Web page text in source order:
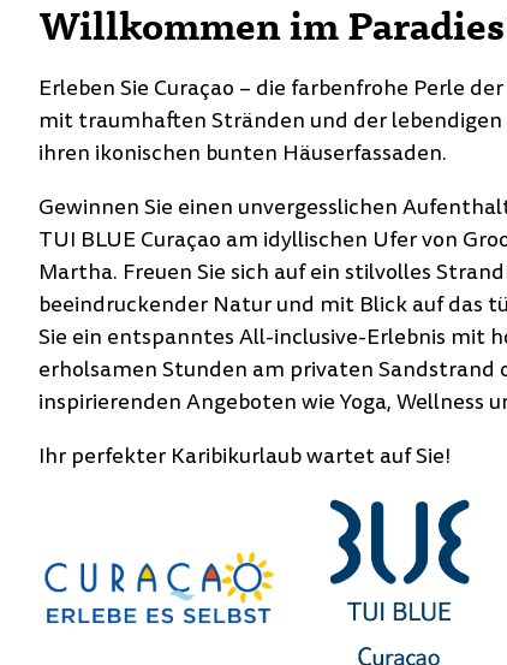
Willkommen im
Erleben Sie Curaçao – die farbenfrohe Perle
mit traumhaften Stränden und der
ihren ikonischen bunten Häuserfassaden.
Gewinnen Sie einen unvergesslichen
TUI BLUE Curaçao am idyllischen Ufer von
Martha. Freuen Sie sich auf ein stilvolles
beeindruckender Natur und mit Blick auf das
Sie ein entspanntes All-inclusive-Erlebnis mit
erholsamen Stunden am privaten Sandstrand
inspirierenden Angeboten wie Yoga, Wellness
Ihr perfekter Karibikurlaub wartet auf Sie!